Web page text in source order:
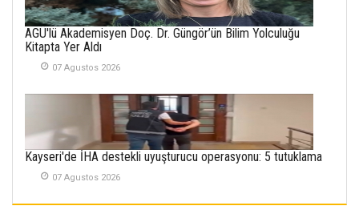
SABAHATTİN
SÜRMEN
AGÜ'lü Akademisyen Doç. Dr. Güngör’ün Bilim Yolculuğu
Kitapta Yer Aldı
07 Agustos 2026
Kayseri'de İHA destekli uyuşturucu operasyonu: 5 tutuklama
07 Agustos 2026